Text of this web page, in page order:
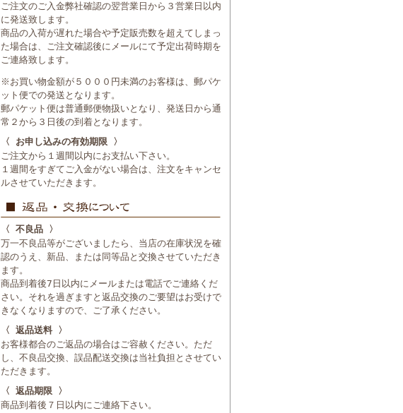
ご注文のご入金弊社確認の翌営業日から３営業日以内
に発送致します。
商品の入荷が遅れた場合や予定販売数を超えてしまっ
た場合は、ご注文確認後にメールにて予定出荷時期を
ご連絡致します。
※お買い物金額が５０００円未満のお客様は、郵パケ
ット便での発送となります。
郵パケット便は普通郵便物扱いとなり、発送日から通
常２から３日後の到着となります。
〈 お申し込みの有効期限 〉
ご注文から１週間以内にお支払い下さい。
１週間をすぎてご入金がない場合は、注文をキャンセ
ルさせていただきます。
〈 不良品 〉
万一不良品等がございましたら、当店の在庫状況を確
認のうえ、新品、または同等品と交換させていただき
ます。
商品到着後7日以内にメールまたは電話でご連絡くだ
さい。それを過ぎますと返品交換のご要望はお受けで
きなくなりますので、ご了承ください。
〈 返品送料 〉
お客様都合のご返品の場合はご容赦ください。ただ
し、不良品交換、誤品配送交換は当社負担とさせてい
ただきます。
〈 返品期限 〉
商品到着後７日以内にご連絡下さい。